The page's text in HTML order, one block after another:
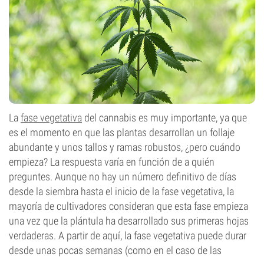
Lafase vegetativa del cannabis es muy importante, ya que
es el momento en que las plantas desarrollan un follaje
abundante y unos tallos y ramas robustos, ¿pero cuándo
empieza? La respuesta varía en función de a quién
preguntes. Aunque no hay un número definitivo de días
desde la siembra hasta el inicio de la fase vegetativa, la
mayoría de cultivadores consideran que esta fase empieza
una vez que la plántula ha desarrollado sus primeras hojas
verdaderas. A partir de aquí, la fase vegetativa puede durar
desde unas pocas semanas (como en el caso de las